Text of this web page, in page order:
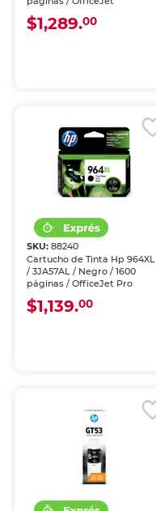
$1,289.00
SKU:88240
Cartucho de Tinta Hp 964XL
/ 3JA57AL / Negro / 1600
páginas / OfficeJet Pro
$1,139.00